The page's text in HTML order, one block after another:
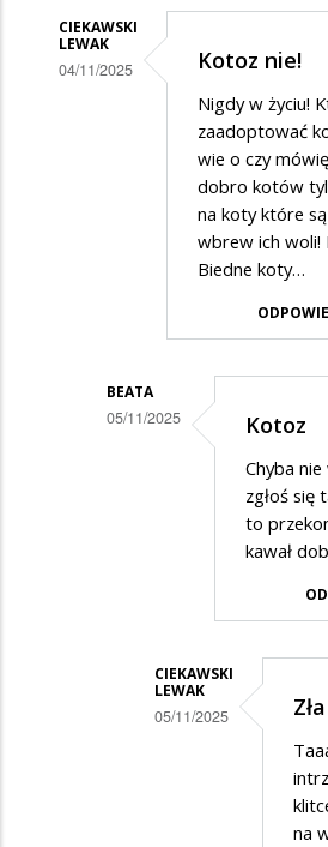
CIEKAWSKI
LEWAK
04/11/2025 Kotoz nie!
Nigdy w życiu!
zaadoptować
wie o czy
dobro kotów
na koty które
wbrew ich woli!
Biedne koty…
BEATA
05/11/2025
odpowiedzi
Kotoz
Kotoz
Chyba
zgłoś się
to
kawał
CIEKAWSKI
LEWAK
05/11/2025
na